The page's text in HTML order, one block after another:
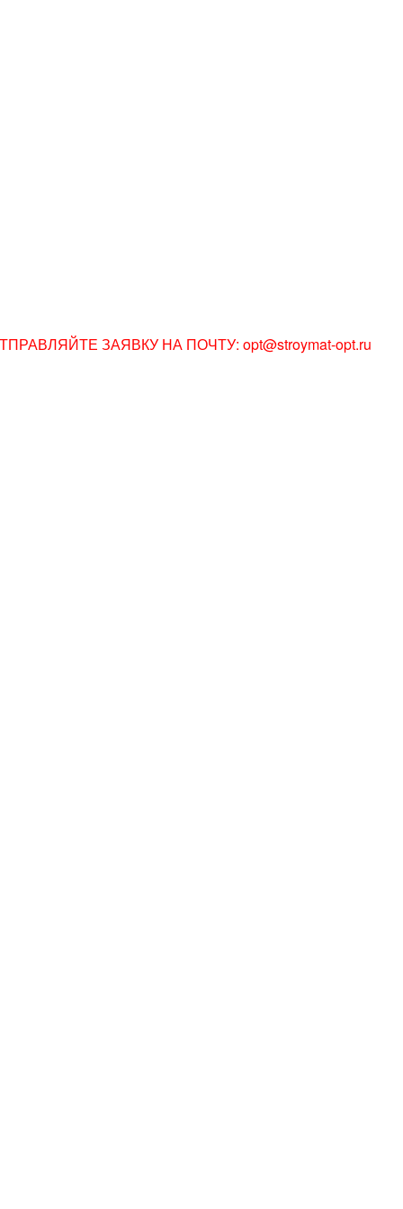
ЗАЯВКУ НА ПОЧТУ: opt@stroymat-opt.ru